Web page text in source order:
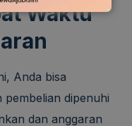
Waktu
Anda bisa
pembelian dipenuhi
dan anggaran